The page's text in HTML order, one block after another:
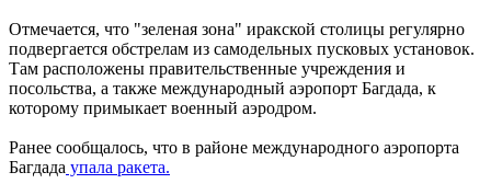
Отмечается, что "зеленая зона" иракской столицы регулярно
подвергается обстрелам из самодельных пусковых установок.
Там расположены правительственные учреждения и
посольства, а также международный аэропорт Багдада, к
которому примыкает военный аэродром.
Ранее сообщалось, что в районе международного аэропорта
Багдада упала ракета.